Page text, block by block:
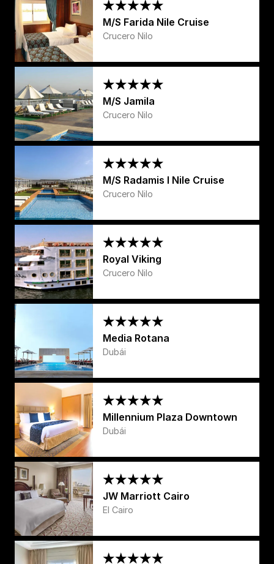
M/S Farida Nile Cruise
Crucero Nilo
M/S Jamila
Crucero Nilo
M/S Radamis I Nile Cruise
Crucero Nilo
Royal Viking
Crucero Nilo
Media Rotana
Dubái
Millennium Plaza Downtown
Dubái
JW Marriott Cairo
El Cairo